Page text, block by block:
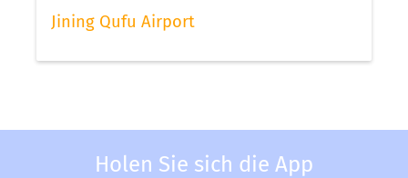
Jining Qufu Airport
Holen Sie sich die App